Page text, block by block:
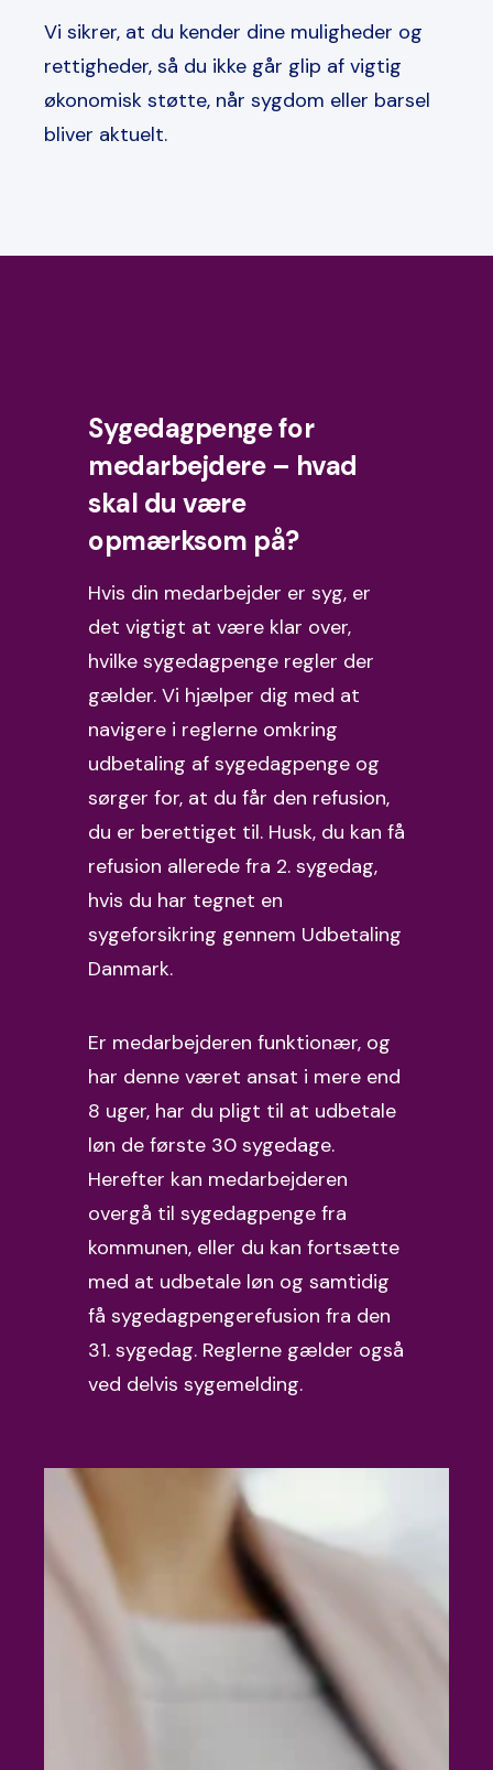
Vi sikrer, at du kender dine muligheder og
rettigheder, så du ikke går glip af vigtig
økonomisk støtte, når sygdom eller barsel
bliver aktuelt.
Sygedagpenge for
medarbejdere – hvad
skal du være
opmærksom på?
Hvis din medarbejder er syg, er
det vigtigt at være klar over,
hvilke sygedagpenge regler der
gælder. Vi hjælper dig med at
navigere i reglerne omkring
udbetaling af sygedagpenge og
sørger for, at du får den refusion,
du er berettiget til. Husk, du kan få
refusion allerede fra 2. sygedag,
hvis du har tegnet en
sygeforsikring gennem Udbetaling
Danmark.
Er medarbejderen funktionær, og
har denne været ansat i mere end
8 uger, har du pligt til at udbetale
løn de første 30 sygedage.
Herefter kan medarbejderen
overgå til sygedagpenge fra
kommunen, eller du kan fortsætte
med at udbetale løn og samtidig
få sygedagpengerefusion fra den
31. sygedag. Reglerne gælder også
ved delvis sygemelding.